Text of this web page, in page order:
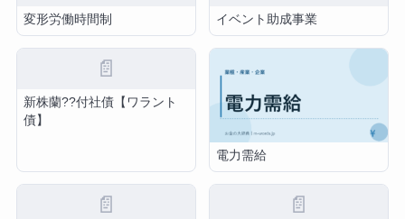
変形労働時間制 イベント助成事業
📄
新株蘭??付社債【ワラント
債】
電力需給
📄 📄